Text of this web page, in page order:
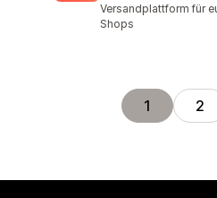
Versandplattform für
Shops
1 2